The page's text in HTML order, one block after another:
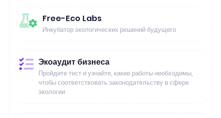
Free-Eco Labs
Инкубатор экологических решений будущего
Экоаудит бизнеса
Пройдите тест и узнайте, какие работы необходимы,
чтобы соответствовать законодательству в сфере
экологии